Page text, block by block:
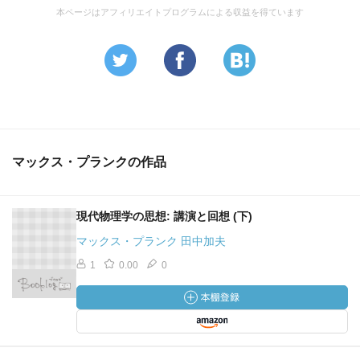
訳者あとがき
本ページはアフィリエイトプログラムによる収益を得ています
マックス・プランクの作品
現代物理学の思想: 講演と回想 (下)
マックス・プランク 田中加夫
1 0.00 0